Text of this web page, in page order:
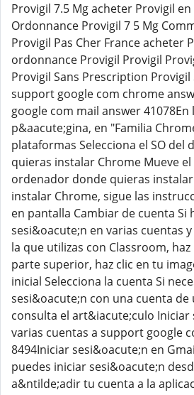
Provigil 7.5 Mg acheter Provigil
Ordonnance Provigil 7 5 Mg
Provigil Pas Cher France acheter
ordonnance Provigil Provigil
Provigil Sans Prescription
support google com chrome
google com mail answer
p&aacute;gina, en "Familia
plataformas Selecciona el SO del
quieras instalar Chrome Mueve
ordenador donde quieras
instalar Chrome, sigue las
en pantalla Cambiar de cuenta Si
sesi&oacute;n en varias cuentas
la que utilizas con Classroom,
parte superior, haz clic en tu
inicial Selecciona la cuenta Si
sesi&oacute;n con una cuenta
consulta el art&iacute;culo Iniciar
varias cuentas a support google
8494Iniciar sesi&oacute;n en
puedes iniciar sesi&oacute;n
a&ntilde;adir tu cuenta a la